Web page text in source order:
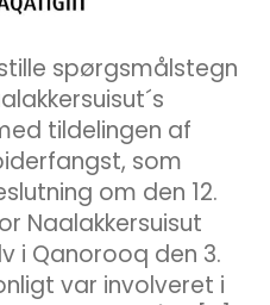
spørgsmålstegn
tildelingen af
som
om den 12.
Naalakkersuisut
i Qanorooq den 3.
var involveret i